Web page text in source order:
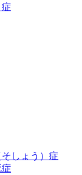
しょう）症